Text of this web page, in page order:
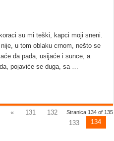
su mi teški, kapci moji sneni.
u tom oblaku crnom, nešto se
da pada, usijaće i sunce, a
pojaviće se duga, sa …
Stranica 134 of 135
« 131
132
133
134